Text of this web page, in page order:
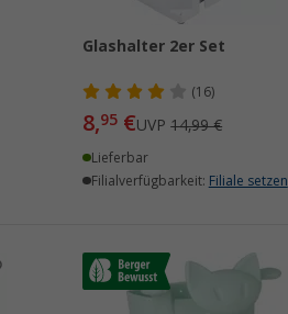
Glashalter 2er Set
(16)
8,95 €UVP14,99 €
Lieferbar
Filialverfügbarkeit: Filiale setzen